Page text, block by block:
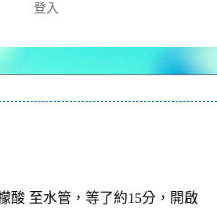
登入
酸 至水管，等了約15分，開啟